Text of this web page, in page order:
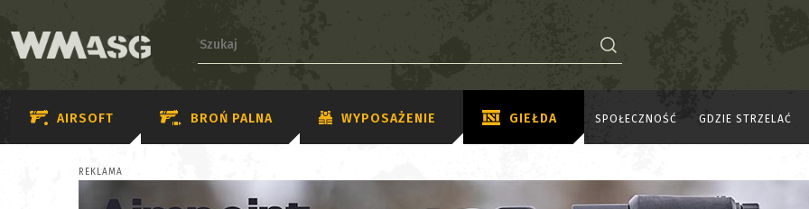
AIRSOFT BROŃ PALNA WYPOSAŻENIE GIEŁDA SPOŁECZNOŚĆ GDZIE STRZELAĆ
REKLAMA